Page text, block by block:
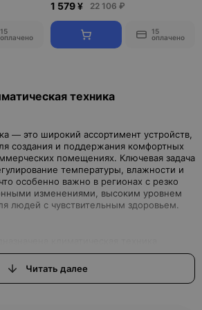
15
оплачено
1 579 ¥ 22 106 ₽
15
оплачено
техника
— это широкий ассортимент устройств,
создания и поддержания комфортных
помещениях. Ключевая задача
температуры, влажности и
особенно важно в регионах с резко
изменениями, высоким уровнем
востребована как в частных домах и
Читать далее